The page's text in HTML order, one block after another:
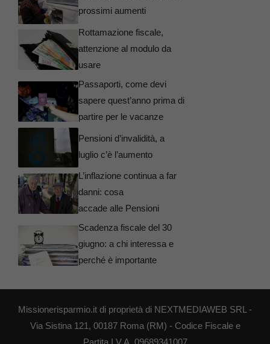
prossimi aumenti
Rottamazione fiscale,
attenzione al modulo da
usare
Passaporti, come devi
sapere quest’anno prima di
partire per le vacanze
Pensioni d’invalidità, a
luglio c’è l’aumento
L’inflazione continua a far
danni: cosa
accade alle Pensioni
Scadenza fiscale del 30
giugno: a chi interessa e
perché è importante
Missionerisparmio.it di proprietà di NEXTMEDIAWEB SRL -
Via Sistina 121, 00187 Roma (RM) - Codice Fiscale e